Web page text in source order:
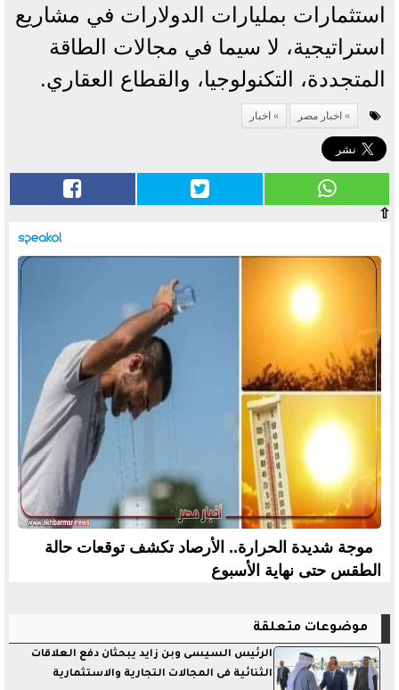
استثمارات بمليارات الدولارات في مشاريع
استراتيجية، لا سيما في مجالات الطاقة
المتجددة، التكنولوجيا، والقطاع العقاري.
اخبار مصر اخبار
⇧
موجة شديدة الحرارة.. الأرصاد تكشف توقعات حالة
الطقس حتى نهاية الأسبوع
موضوعات متعلقة
الرئيس السيسى وبن زايد يبحثان دفع العلاقات
الثنائية فى المجالات التجارية والاستثمارية